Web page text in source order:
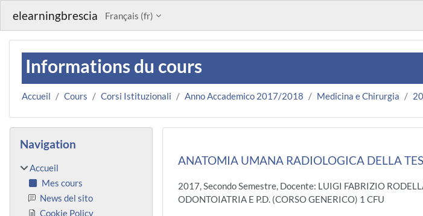
elearningbrescia Français ‎(fr)‎
Informations du cours
Accueil Cours Corsi Istituzionali Anno Accademico 2017/2018 Medicina e Chirurgia
ANATOMIA UMANA RADIOLOGICA DELLA
2017, Secondo Semestre, Docente: LUIGI FABRIZIO
ODONTOIATRIA E P.D. (CORSO GENERICO) 1 CFU
Blocs
Navigation
Accueil
Mes cours
News del sito
Cookie Policy